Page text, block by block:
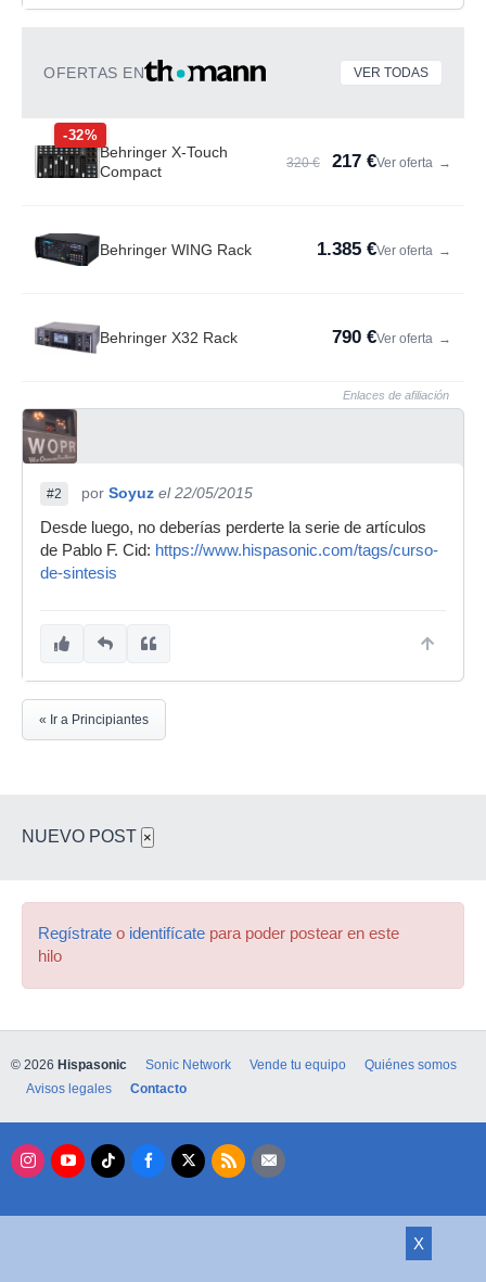
OFERTAS EN VER TODAS
-32%
Behringer X-Touch
Compact
320 € 217 €Ver oferta →
Behringer WING Rack 1.385 €Ver oferta →
Behringer X32 Rack 790 €Ver oferta →
Enlaces de afiliación
#2 por Soyuz el 22/05/2015
Desde luego, no deberías perderte la serie de artículos
de Pablo F. Cid: https://www.hispasonic.com/tags/curso-
de-sintesis
« Ir a Principiantes
NUEVO POST ×
Regístrate o identifícate para poder postear en este
hilo
X
© 2026 Hispasonic Sonic Network Vende tu equipo
Quiénes somos
Avisos legales
Contacto